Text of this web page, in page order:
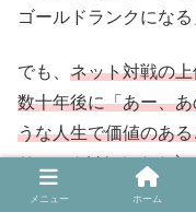
ゴールドランクになる
でも、 ネット対戦の
数十年後に「あー、
うな人生で価値のあ
り、ストVをやめる方
メニュー ホーム